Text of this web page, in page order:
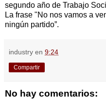
segundo año de Trabajo
La frase "No nos vamos a
ningún partido”.
industry en 9:24
Compartir
No hay comentarios: